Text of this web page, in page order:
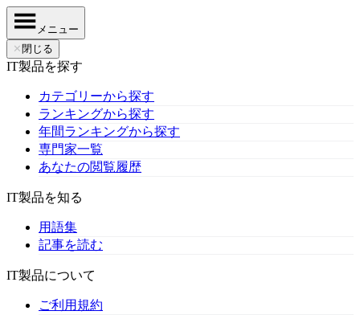
メニュー
✕ 閉じる
IT製品を探す
カテゴリーから探す
ランキングから探す
年間ランキングから探す
専門家一覧
あなたの閲覧履歴
IT製品を知る
用語集
記事を読む
IT製品について
ご利用規約